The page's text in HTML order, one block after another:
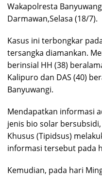
Wakapolresta
Darmawan,Selasa (18/7).
Kasus ini terbongkar
tersangka diamankan.
berinsial HH (38)
Kalipuro dan DAS (40)
Banyuwangi.
Mendapatkan informasi
jenis bio solar
Khusus (Tipidsus)
informasi tersebut pada
Kemudian, pada hari